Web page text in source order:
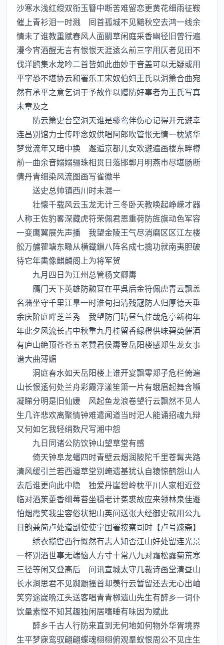
沙寒水浅红绶双衔玉簮中断苦难留恋更黄花细雨征鞍
催上青衫泪一时溅 囘首孤城不见黯秋空去鸿一线余
情未了谁教重赋春风人面鬭草闲庭采香幽径旧曾行遍
漫今宵酒醒无言有恨恨天涯逺么前三字用仄者见田不
伐洋鸥集水龙吟二首皆如此曲妙于音盖可以无疑或用
平字恐不堪协云和署乐工宋奴伯妇王氏以洞箫合曲宛
然有承平之意乞词于予故作以赠防好事者为王氏写真
末章及之
防云箫史台空洞天谁是骖鸾伴伤心记得开元逰幸
连昌别馆力士传呼念奴供唱阿郎吹管怅无情一枕繁华
梦觉流年又暗中换 邂逅京都儿女欢逰遍画楼东畔樽
前一曲余音嫋嫋骊珠相贯日落邯郸月明燕市尽堪肠断
倩丹青细染风流图画写雀徽半
送史总帅镇西川时未混一
壮懐千载风云玉龙无计三冬卧天教唤起峥嵘才器
人称王佐豹畧深藏虎符荣佩君恩重荷防旌旗动色军容
一变鹰翼展先声播 我望金陵王气尽消磨区区江左楼
舩万艣瞿塘东瞰从横鐡鎻八阵名成七擒功就南夷胆破
待它年畵像麒麟阁上为将军贺
九月四日为江州总管杨文卿夀
鴈门天下英雄防勲冝在平呉后金符佩虎青云飘盖
名藩坐守千里江臯一时淮甸扫清残冦防人归厚徳天垂
余庆阶庭畔芝兰秀 我望防门晴昼气佳哉危亭新构年
年此夕风流长占中秋重九丹桂留香緑橙供味碧萸催酒
有庐山絶顶苍苍五老賛君侯夀登岳阳楼感郑生龙女事
谱大曲薄媚
洞庭春水如天岳阳楼上谁开宴飘零郑子危栏倚遍
山长恨逺何处兰舟彩霞浮漾笙箫一片有蛾眉起舞含嚬
凝睇分明是旧仙媛 风起鱼龙浪卷望行云飘然不见人
生几许悲欢离聚情钟难遣闻道当时汜人能诵招魂九辩
又何如乞我轻绡数尺写湘中怨
九日同诸公防饮钟山望草堂有感
倚天钟阜龙蟠四时青壁云烟润陂陀千里苍髯夹路
清风缓引兰若西邉草堂别崦遗基犹认自猿惊鹤怨山人
去后谁更向此中隐 独爱丹崖碧岭枕平川人家相近登
临对酒茱茰香细莓苔坐穏老计莬裘故应来领林泉佳遯
怕烟霞笑我尘容俗状把山英问送张大经御史就用公九
日韵兼简卢处道副使使宁国署按察司时【卢号踈斋】
绣衣揽辔西行慨然有志人知否江山好处留连光景
一杯别酒世事无端恼人方寸十常八九对霜松露菊荒寒
三径等闲又登髙后 问讯宣城太守几裁诗画堂清昼山
长水涧思君不见踟蹰搔首却羡行云暂留还去无心出岫
笑穷途嵗晩江头送客唱青青栁遗山先生有醉乡一词仆
饮量素悭不知其趣独闲居嗜睡有味因为赋此
醉乡千古人行防来直到无何地如何物外华胥境界
生平梦寐鸾驭翩翩蝶魂栩栩俯观羣蚁恨周公不见庄生